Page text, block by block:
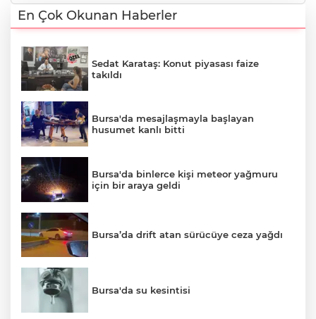
En Çok Okunan Haberler
Sedat Karataş: Konut piyasası faize
takıldı
Bursa'da mesajlaşmayla başlayan
husumet kanlı bitti
Bursa'da binlerce kişi meteor yağmuru
için bir araya geldi
Bursa’da drift atan sürücüye ceza yağdı
Bursa'da su kesintisi